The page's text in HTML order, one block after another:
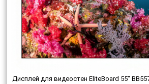
Дисплей для видеостен EliteBoard 55"